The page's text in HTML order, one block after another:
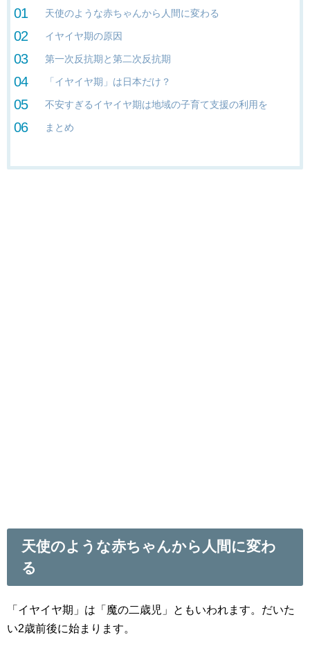
天使のような赤ちゃんから人間に変わる
イヤイヤ期の原因
第一次反抗期と第二次反抗期
「イヤイヤ期」は日本だけ？
不安すぎるイヤイヤ期は地域の子育て支援の利用を
まとめ
天使のような赤ちゃんから人間に変わ
る
「イヤイヤ期」は「魔の二歳児」ともいわれます。だいた
い2歳前後に始まります。